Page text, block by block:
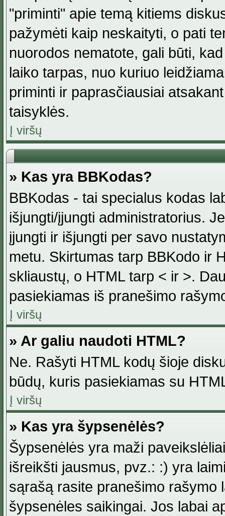
"priminti" apie temą kitiems
pažymėti kaip neskaityti, o pati
nuorodos nematote, gali būti,
laiko tarpas, nuo kuriuo
priminti ir paprasčiausiai
taisyklės.
Į viršų
» Kas yra BBKodas?
BBKodas - tai specialus kodas
išjungti/įjungti administratorius.
įjungti ir išjungti per savo
metu. Skirtumas tarp BBKodo ir
skliaustų, o HTML tarp < ir >.
pasiekiamas iš pranešimo
Į viršų
» Ar galiu naudoti HTML?
Ne. Rašyti HTML kodų šioje
būdų, kuris pasiekiamas su
Į viršų
» Kas yra šypsenėlės?
Šypsenėlės yra maži
išreikšti jausmus, pvz.: :) yra
sąrašą rasite pranešimo rašymo
šypsenėles saikingai. Jos labai